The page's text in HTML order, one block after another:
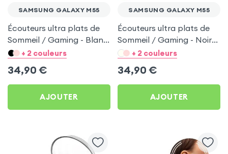
SAMSUNG GALAXY M55
Écouteurs ultra plats de
Sommeil / Gaming - Blanc
pour Samsung Galaxy
+ 2 couleurs
34,90 €
AJOUTER
SAMSUNG GALAXY M55
Écouteurs ultra plats de
Sommeil / Gaming - Noir
pour Samsung Galaxy
+ 2 couleurs
34,90 €
AJOUTER